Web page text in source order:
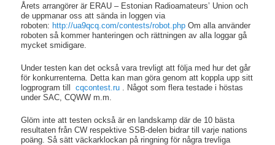
Årets arrangörer är ERAU – Estonian Radioamateurs’ Union och
de uppmanar oss att sända in loggen via
roboten: http://ua9qcq.com/contests/robot.php Om alla använder
roboten så kommer hanteringen och rättningen av alla loggar gå
mycket smidigare.
Under testen kan det också vara trevligt att följa med hur det går
för konkurrenterna. Detta kan man göra genom att koppla upp sitt
logprogram tillcqcontest.ru . Något som flera testade i höstas
under SAC, CQWW m.m.
Glöm inte att testen också är en landskamp där de 10 bästa
resultaten från CW respektive SSB-delen bidrar till varje nations
poäng. Så sätt väckarklockan på ringning för några trevliga